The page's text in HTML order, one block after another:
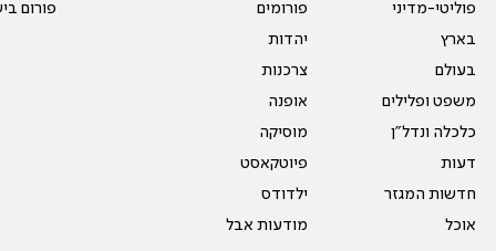
פוליטי-מדיני
בארץ
בעולם
משפט ופלילים
כלכלה ונדל"ן
דעות
חדשות המגזר
אוכל
פורומים
יהדות
צרכנות
אופנה
מוסיקה
פיוטקאסט
ילדודס
מודעות אבל
פורום